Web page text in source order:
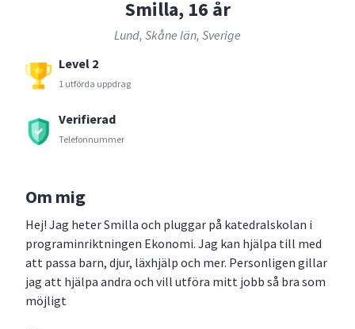
Smilla, 16 år
Lund, Skåne län, Sverige
Level 2
1 utförda uppdrag
Verifierad
Telefonnummer
Om mig
Hej! Jag heter Smilla och pluggar på katedralskolan i
programinriktningen Ekonomi. Jag kan hjälpa till med
att passa barn, djur, läxhjälp och mer. Personligen gillar
jag att hjälpa andra och vill utföra mitt jobb så bra som
möjligt